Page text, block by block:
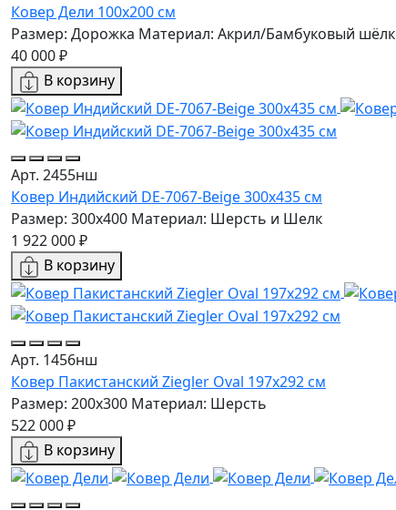
Ковер Дели 100х200 см
Размер: Дорожка Материал: Акрил/Бамбуковый шёлк
40 000 ₽
В корзину
Арт. 2455нш
Ковер Индийский DE-7067-Beige 300x435 см
Размер: 300x400 Материал: Шерсть и Шелк
1 922 000 ₽
В корзину
Арт. 1456нш
Ковер Пакистанский Ziegler Oval 197x292 см
Размер: 200x300 Материал: Шерсть
522 000 ₽
В корзину